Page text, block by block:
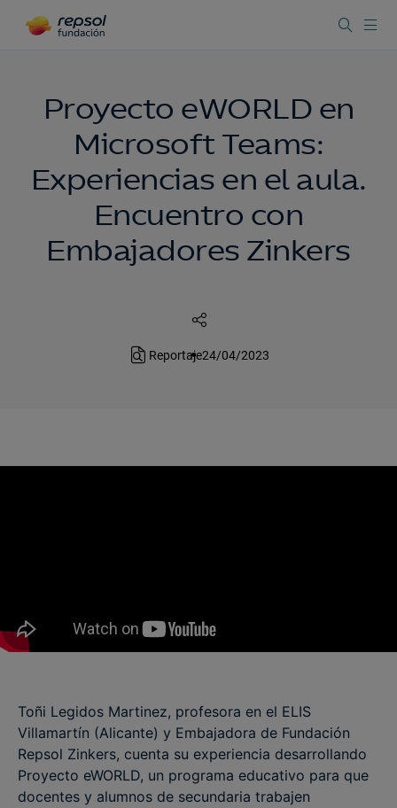
Proyecto eWORLD en
Microsoft Teams:
Experiencias en el aula.
Encuentro con
Embajadores Zinkers
Reportaje24/04/2023
Toñi Legidos Martinez, profesora en el ELIS
Villamartín (Alicante) y Embajadora de Fundación
Repsol Zinkers, cuenta su experiencia desarrollando
Proyecto eWORLD, un programa educativo para que
docentes y alumnos de secundaria trabajen